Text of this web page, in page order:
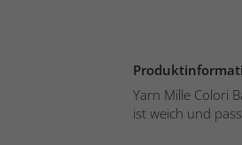
Yarn Mille Colori
ist weich und